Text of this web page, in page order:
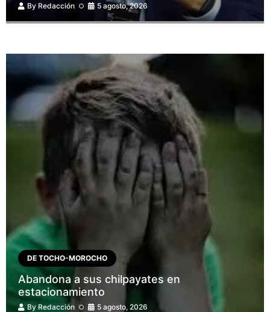
By Redacción 5 agosto, 2026
DE TOCHO-MOROCHO
Abandona a sus chilpayates en
estacionamiento
By Redacción 5 agosto, 2026